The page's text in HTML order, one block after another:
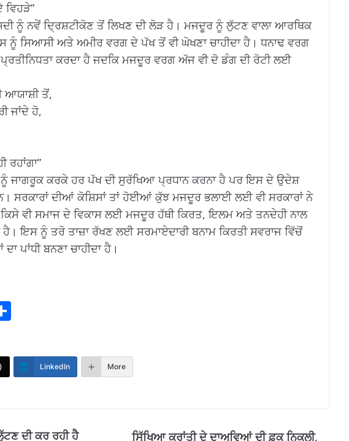
ਨੂੰ ਨਵੇਂ ਦ੍ਰਿਸ਼ਟੀਕੋਣ ਤੋਂ ਲਿਖਣ ਦੀ ਲੋੜ ਹੈ। ਮਜਦੂਰ ਨੂੰ ਲੁੱਟਣ ਵਾਲਾ ਆਰਥਿਕ
ਨੂੰ ਸਿਆਸੀ ਅਤੇ ਅਮੀਰ ਵਰਗ ਦੇ ਪੱਖ ਤੋਂ ਵੀ ਘੋਖਣਾ ਚਾਹੀਦਾ ਹੈ। ਧਨਾਢ ਵਰਗ
ਪ੍ਰਤੀਨਿਧਤਾ ਕਰਦਾ ਹੈ ਜਦਕਿ ਮਜਦੂਰ ਵਰਗ ਅੱਜ ਵੀ ਦੋ ਡੰਗ ਦੀ ਰੋਟੀ ਲਈ
ਆਯਾਸ਼ੀ ਤੋਂ,
ਜਾਂਦੇ ਹੋ,
ਰਹਾਂਗਾ”
ਜਾਗਰੂਕ ਕਰਕੇ ਹਰ ਪੱਖ ਦੀ ਸੁਰੱਖਿਆ ਪ੍ਰਧਾਨ ਕਰਨਾ ਹੈ ਪਰ ਇਸ ਦੇ ਉਦੇਸ਼
ਸਰਕਾਰਾਂ ਦੀਆਂ ਕੋਸ਼ਿਸਾਂ ਤਾਂ ਹੋਈਆਂ ਕੁੱਝ ਮਜਦੂਰ ਭਲਾਈ ਲਈ ਵੀ ਸਰਕਾਰਾਂ ਨੇ
ਕਿਸੇ ਵੀ ਸਮਾਜ ਦੇ ਵਿਕਾਸ ਲਈ ਮਜਦੂਰ ਹੱਥੀ ਕਿਰਤ, ਇਲਮ ਅਤੇ ਤਨਦੇਹੀ ਨਾਲ
ਹੈ। ਇਸ ਨੂੰ ਤਰੋ ਤਾਜ਼ਾ ਰੱਖਣ ਲਈ ਸਰਮਾਏਦਾਰੀ ਬਨਾਮ ਕਿਰਤੀ ਸਵਰਾਜ ਵਿੱਚੋਂ
ਪਾਂਧੀ ਬਨਣਾ ਚਾਹੀਦਾ ਹੈ।
ar
e LinkedIn More
ਦੀ ਕਰ ਰਹੀ ਹੈ ਸਿੱਖਿਆ ਕ੍ਰਾਂਤੀ ਦੇ ਦਾਅਵਿਆਂ ਦੀ ਫ਼ੂਕ ਨਿਕਲੀ,